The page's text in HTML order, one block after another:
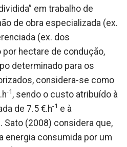
em trabalho de
de obra especializada (ex.
(ex. dos
hectare de condução,
determinado para os
considera-se como
-1 , sendo o custo atribuído à
de 7.5 €.h-1 e à
. Sato (2008) considera que,
energia consumida por um